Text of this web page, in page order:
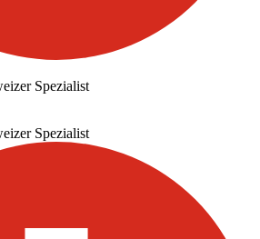
Spezialist
Spezialist